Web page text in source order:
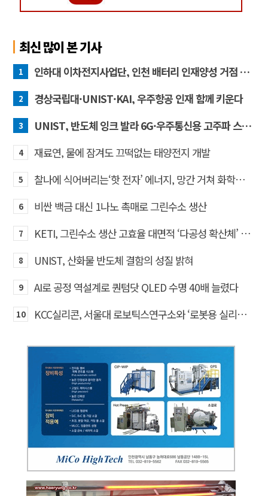
최신 많이 본 기사
1 인하대 이차전지사업단, 인천 배터리 인재양성 거점 역할 강화
2 경상국립대·UNIST·KAI, 우주항공 인재 함께 키운다
3 UNIST, 반도체 잉크 발라 6G·우주통신용 고주파 스위치 만든다
4 재료연, 물에 잠겨도 끄떡없는 태양전지 개발
5 찰나에 식어버리는‘핫 전자’ 에너지, 망간 거쳐 화학반응에 쓴다
6 비싼 백금 대신 1나노 촉매로 그린수소 생산
7 KETI, 그린수소 생산 고효율 대면적 ‘다공성 확산체’ 개발
8 UNIST, 산화물 반도체 결함의 성질 밝혀
9 AI로 공정 역설계로 퀀텀닷 QLED 수명 40배 늘렸다
10 KCC실리콘, 서울대 로보틱스연구소와 ‘로봇용 실리콘 소재’ 기술교류